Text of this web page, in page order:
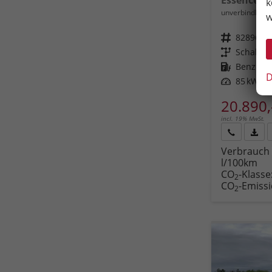
Fahrzeugnr. 82896
Getriebe Schalt.
Kraftstoff Benzin
Leistung 85 kW
incl. 19% MwSt.
anfordern
l/100km
CO2-Klasse:
CO2-